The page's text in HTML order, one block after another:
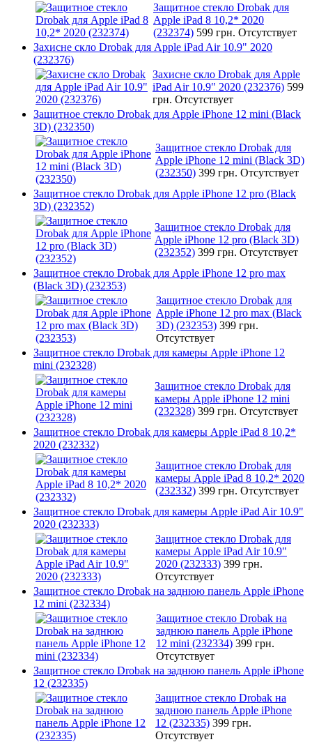
Защитное стекло Drobak для
Apple iPad 8 10,2* 2020
(232374) 599 грн. Отсутствует
Захисне скло Drobak для Apple iPad Air 10.9" 2020
(232376)
Захисне скло Drobak для Apple
iPad Air 10.9" 2020 (232376) 599
грн. Отсутствует
Защитное стекло Drobak для Apple iPhone 12 mini (Black
3D) (232350)
Защитное стекло Drobak для
Apple iPhone 12 mini (Black 3D)
(232350) 399 грн. Отсутствует
Защитное стекло Drobak для Apple iPhone 12 pro (Black
3D) (232352)
Защитное стекло Drobak для
Apple iPhone 12 pro (Black 3D)
(232352) 399 грн. Отсутствует
Защитное стекло Drobak для Apple iPhone 12 pro max
(Black 3D) (232353)
Защитное стекло Drobak для
Apple iPhone 12 pro max (Black
3D) (232353) 399 грн.
Отсутствует
Защитное стекло Drobak для камеры Apple iPhone 12
mini (232328)
Защитное стекло Drobak для
камеры Apple iPhone 12 mini
(232328) 399 грн. Отсутствует
Защитное стекло Drobak для камеры Apple iPad 8 10,2*
2020 (232332)
Защитное стекло Drobak для
камеры Apple iPad 8 10,2* 2020
(232332) 399 грн. Отсутствует
Защитное стекло Drobak для камеры Apple iPad Air 10.9"
2020 (232333)
Защитное стекло Drobak для
камеры Apple iPad Air 10.9"
2020 (232333) 399 грн.
Отсутствует
Защитное стекло Drobak на заднюю панель Apple iPhone
12 mini (232334)
Защитное стекло Drobak на
заднюю панель Apple iPhone
12 mini (232334) 399 грн.
Отсутствует
Защитное стекло Drobak на заднюю панель Apple iPhone
12 (232335)
Защитное стекло Drobak на
заднюю панель Apple iPhone
12 (232335) 399 грн.
Отсутствует